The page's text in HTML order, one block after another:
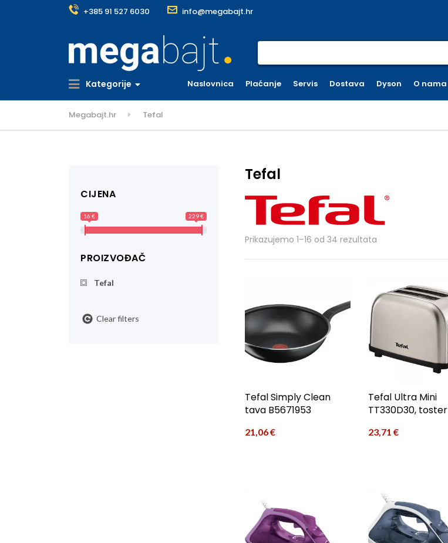
+385 91 527 6030 info@megabajt.hr
Kategorije Naslovnica Plaćanje Servis Dostava Dyson O nama
Megabajt.hr Tefal
Tefal
Prikazujemo 1–16 od 34 rezultata
Tefal Simply Clean
tava B5671953
21,06€
Tefal Ultra Mini
TT330D30, toster
23,71 €
CIJENA
16 € 229 €
PROIZVOĐAČ
Tefal
Clear filters